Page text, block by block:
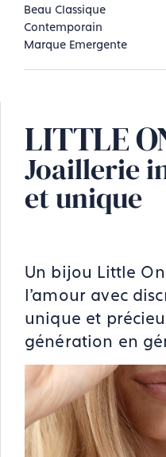
Beau Classique
Contemporain
Marque Emergente
LITTLE
Joaillerie
et unique
Un bijou Little
l’amour avec
unique et
génération en